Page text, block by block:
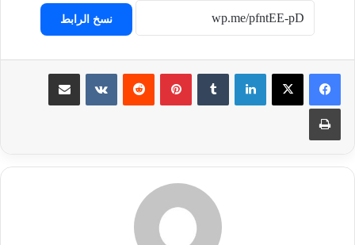
نسخ الرابط
لينكدإن بينتيريست